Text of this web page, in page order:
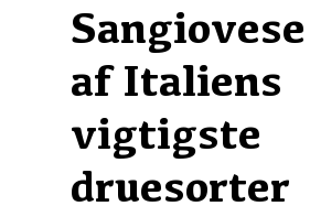
af Italiens
vigtigste
druesorter